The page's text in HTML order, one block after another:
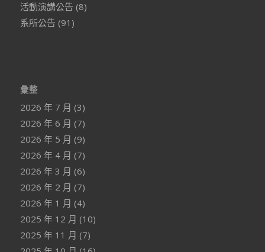
活動演講公告 (8)
系所公告 (91)
彙整
2026 年 7 月 (3)
2026 年 6 月 (7)
2026 年 5 月 (9)
2026 年 4 月 (7)
2026 年 3 月 (6)
2026 年 2 月 (7)
2026 年 1 月 (4)
2025 年 12 月 (10)
2025 年 11 月 (7)